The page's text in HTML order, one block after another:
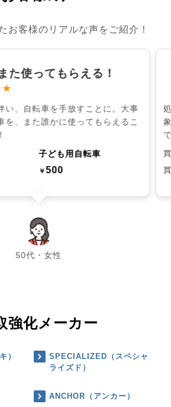
お客様のリアルな声をご紹介！
た使ってもらえる！
い、自転車を手放すことに。大事
を、また誰かに使ってもらえるこ
子ども用自転車
￥500
50代・女性
chevron_left chevron_right
強化メーカー
）
SPECIALIZED（スペシャ
ライズド）
ANCHOR（アンカー）